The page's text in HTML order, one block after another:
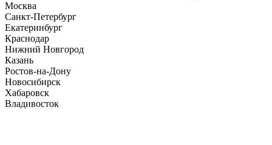
Москва
Санкт-Петербург
Екатеринбург
Краснодар
Нижний Новгород
Казань
Ростов-на-Дону
Новосибирск
Хабаровск
Владивосток